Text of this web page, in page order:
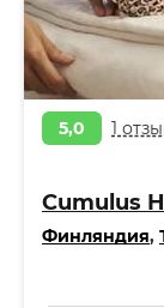
5,0 1
Cumulus
Финляндия,